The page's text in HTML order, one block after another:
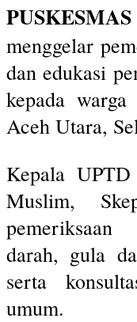
PUSKESMAS
menggelar
dan edukasi
kepada
Aceh Utara,
Kepala
Muslim,
darah, gula
serta
umum.